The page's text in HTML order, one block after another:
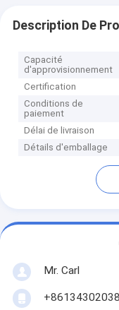
Description De
Capacité
d'approvisionnement
Certification
Conditions de
paiement
Délai de livraison
Détails d'emballage
Mr. Carl